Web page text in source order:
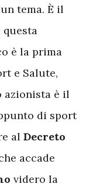
tema. È il
questa
è la prima
e Salute,
azionista è il
di sport
al Decreto
accade
videro la